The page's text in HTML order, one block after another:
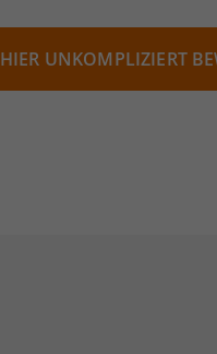
HIER UNKOMPLIZIERT